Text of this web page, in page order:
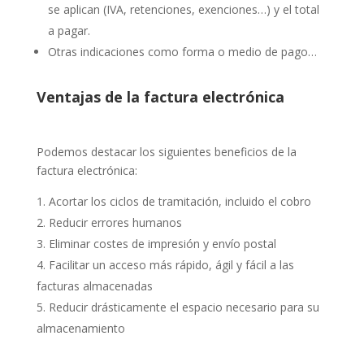
se aplican (IVA, retenciones, exenciones…) y el total
a pagar.
Otras indicaciones como forma o medio de pago…
Ventajas de la factura electrónica
Podemos destacar los siguientes beneficios de la
factura electrónica:
Acortar los ciclos de tramitación, incluido el cobro
Reducir errores humanos
Eliminar costes de impresión y envío postal
Facilitar un acceso más rápido, ágil y fácil a las
facturas almacenadas
Reducir drásticamente el espacio necesario para su
almacenamiento